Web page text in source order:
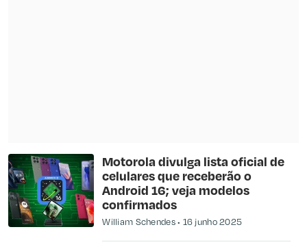
Motorola divulga lista oficial de
celulares que receberão o
Android 16; veja modelos
confirmados
William Schendes 16 junho 2025